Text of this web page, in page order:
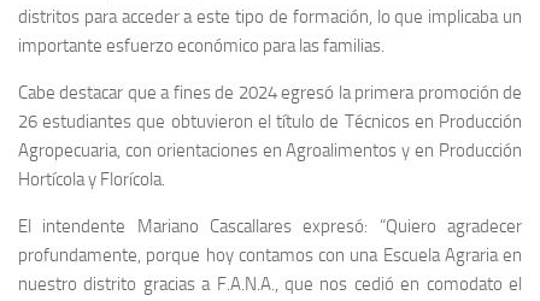
distritos para acceder a este tipo de formación, lo que implicaba un
importante esfuerzo económico para las familias.
Cabe destacar que a fines de 2024 egresó la primera promoción de
26 estudiantes que obtuvieron el título de Técnicos en Producción
Agropecuaria, con orientaciones en Agroalimentos y en Producción
Hortícola y Florícola.
El intendente Mariano Cascallares expresó: “Quiero agradecer
profundamente, porque hoy contamos con una Escuela Agraria en
nuestro distrito gracias a F.A.N.A., que nos cedió en comodato el